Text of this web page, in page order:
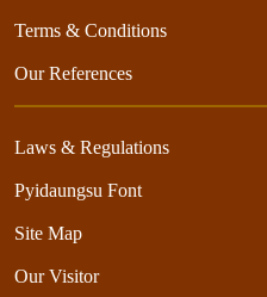
Terms & Conditions
Our References
Laws & Regulations
Pyidaungsu Font
Site Map
Our Visitor